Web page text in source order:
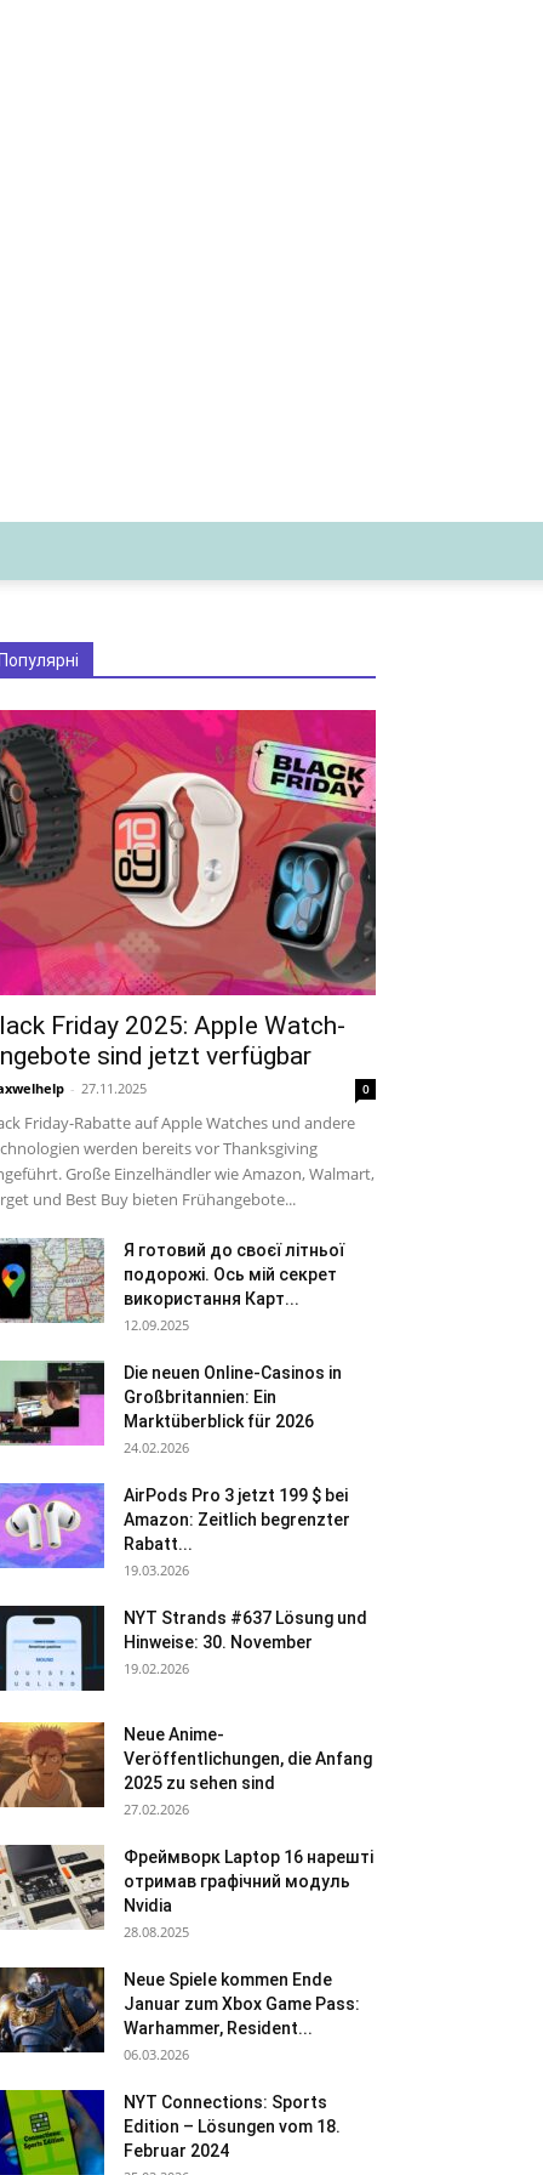
Популярні
Friday 2025: Apple Watch-
sind jetzt verfügbar
- 27.11.2025 0
Friday-Rabatte auf Apple Watches und andere
werden bereits vor Thanksgiving
Große Einzelhändler wie Amazon, Walmart,
und Best Buy bieten Frühangebote...
Я готовий до своєї літньої
подорожі. Ось мій секрет
використання Карт...
12.09.2025
Die neuen Online-Casinos in
Großbritannien: Ein
Marktüberblick für 2026
24.02.2026
AirPods Pro 3 jetzt 199 $ bei
Amazon: Zeitlich begrenzter
Rabatt...
19.03.2026
NYT Strands #637 Lösung und
Hinweise: 30. November
19.02.2026
Neue Anime-
Veröffentlichungen, die Anfang
2025 zu sehen sind
27.02.2026
Фреймворк Laptop 16 нарешті
отримав графічний модуль
Nvidia
28.08.2025
Neue Spiele kommen Ende
Januar zum Xbox Game Pass:
Warhammer, Resident...
06.03.2026
NYT Connections: Sports
Edition – Lösungen vom 18.
Februar 2024